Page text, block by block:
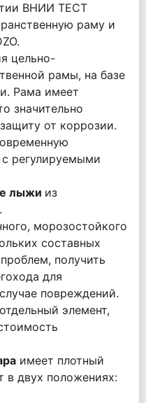
ВНИИ ТЕСТ
раму и
цельно-
рамы, на базе
Рама имеет
значительно
от коррозии.
регулируемыми
лыжи из
морозостойкого
составных
получить
для
повреждений.
элемент,
имеет плотный
в двух положениях: